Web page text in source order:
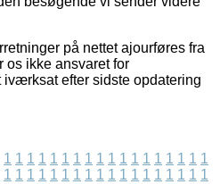
på nettet ajourføres fra
os ikke ansvaret for
efter sidste opdatering
1 1 1 1 1 1 1 1 1 1 1 1 1 1 1 1 1 1
1 1 1 1 1 1 1 1 1 1 1 1 1 1 1 1 1 1